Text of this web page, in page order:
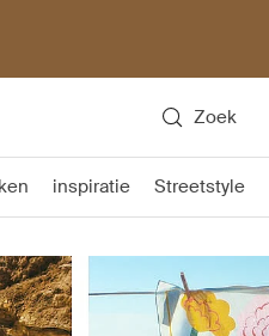
Zoek
inspiratie Streetstyle